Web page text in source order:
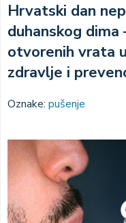
Hrvatski dan
duhanskog dima
otvorenih vrata
zdravlje i
Oznake: pušenje